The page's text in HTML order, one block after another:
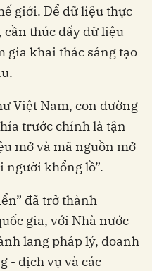
giới. Để dữ liệu thực
thúc đẩy dữ liệu
gia khai thác sáng tạo
Việt Nam, con đường
trước chính là tận
mở và mã nguồn mở
người khổng lồ”.
đã trở thành
gia, với Nhà nước
lang pháp lý, doanh
- dịch vụ và các